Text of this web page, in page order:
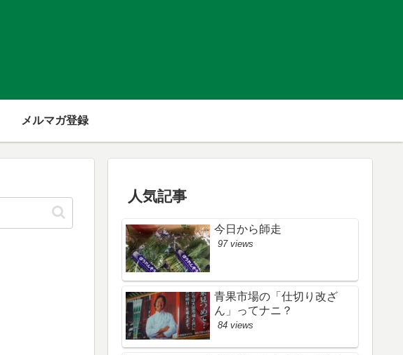
メルマガ登録
人気記事
今日から師走
97 views
青果市場の「仕切り改ざ
ん」ってナニ？
84 views